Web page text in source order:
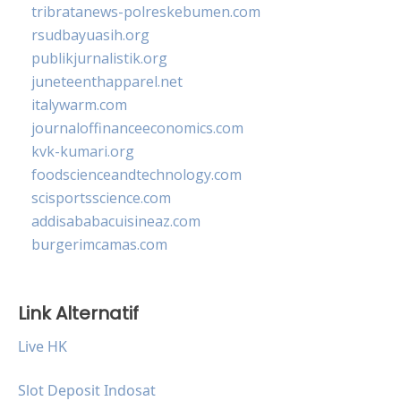
tribratanews-polreskebumen.com
rsudbayuasih.org
publikjurnalistik.org
juneteenthapparel.net
italywarm.com
journaloffinanceeconomics.com
kvk-kumari.org
foodscienceandtechnology.com
scisportsscience.com
addisababacuisineaz.com
burgerimcamas.com
Link Alternatif
Live HK
Slot Deposit Indosat